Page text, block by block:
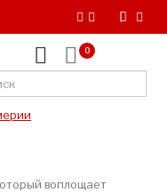
0
воплощает